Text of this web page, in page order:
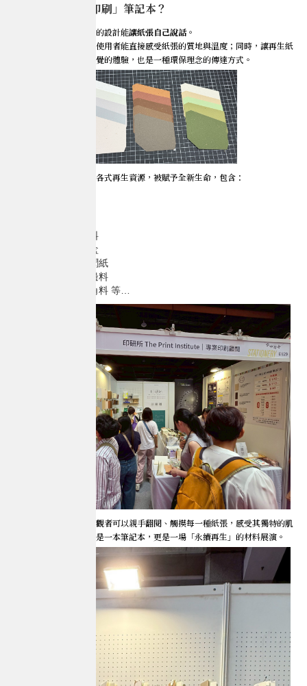
為什麼選擇「無印刷」筆記本？
我們希望，這次筆記本的設計能讓紙張自己說話。
沒有任何油墨印刷，讓使用者能直接感受紙張的質地與溫度；同時，讓再生紙
本身成為一種視覺與觸覺的體驗，也是一種環保理念的傳達方式。
所使用的紙張，皆來自各式再生資源，被賦予全新生命，包含：
雲杉木材廢料
回收牛奶紙盒
牛皮紙與新聞紙
紅酒軟木塞邊料
皮革製程邊角料 等…
現場展示時，我們讓參觀者可以親手翻閱、觸摸每一種紙張，感受其獨特的肌
理與原始美感，這不只是一本筆記本，更是一場「永續再生」的材料展演。